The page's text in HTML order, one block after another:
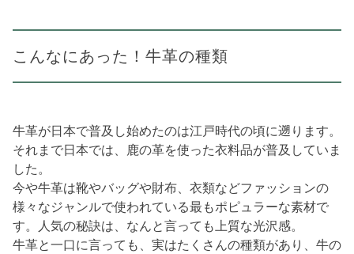
こんなにあった！牛革の種類
牛革が日本で普及し始めたのは江戸時代の頃に遡ります。
それまで日本では、鹿の革を使った衣料品が普及していま
した。
今や牛革は靴やバッグや財布、衣類などファッションの
様々なジャンルで使われている最もポピュラーな素材で
す。人気の秘訣は、なんと言っても上質な光沢感。
牛革と一口に言っても、実はたくさんの種類があり、牛の